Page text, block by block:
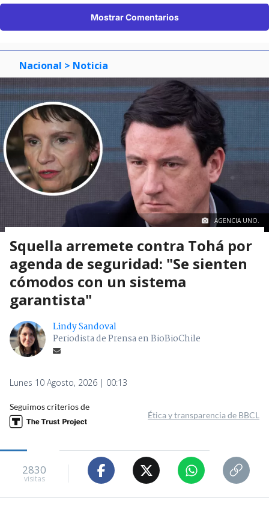
Mostrar Comentarios
Nacional > Noticia
AGENCIA UNO.
Squella arremete contra Tohá por
agenda de seguridad: "Se sienten
cómodos con un sistema
garantista"
Lindy Sandoval
Periodista de Prensa en BioBioChile
Lunes 10 Agosto, 2026 | 00:13
Seguimos criterios de
Ética y transparencia de BBCL
2830
visitas